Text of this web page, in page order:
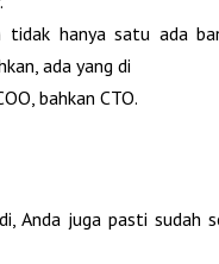
tidak hanya satu ada
ada yang di
bahkan CTO.
Anda juga pasti sudah